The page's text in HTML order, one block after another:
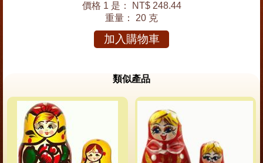
價格 1 是：
NT$ 248.44
重量： 20 克
加入購物車
類似產品